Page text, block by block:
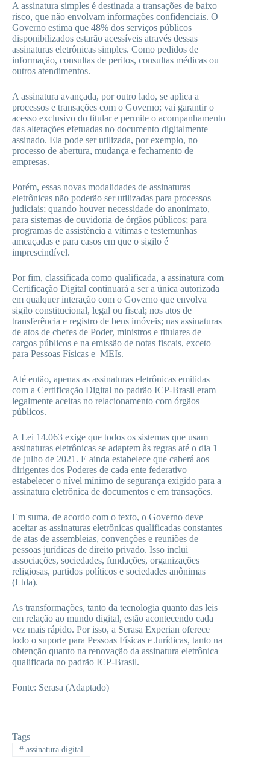
A assinatura simples é destinada a transações de baixo
risco, que não envolvam informações confidenciais. O
Governo estima que 48% dos serviços públicos
disponibilizados estarão acessíveis através dessas
assinaturas eletrônicas simples. Como pedidos de
informação, consultas de peritos, consultas médicas ou
outros atendimentos.
A assinatura avançada, por outro lado, se aplica a
processos e transações com o Governo; vai garantir o
acesso exclusivo do titular e permite o acompanhamento
das alterações efetuadas no documento digitalmente
assinado. Ela pode ser utilizada, por exemplo, no
processo de abertura, mudança e fechamento de
empresas.
Porém, essas novas modalidades de assinaturas
eletrônicas não poderão ser utilizadas para processos
judiciais; quando houver necessidade do anonimato,
para sistemas de ouvidoria de órgãos públicos; para
programas de assistência a vítimas e testemunhas
ameaçadas e para casos em que o sigilo é
imprescindível.
Por fim, classificada como qualificada, a assinatura com
Certificação Digital continuará a ser a única autorizada
em qualquer interação com o Governo que envolva
sigilo constitucional, legal ou fiscal; nos atos de
transferência e registro de bens imóveis; nas assinaturas
de atos de chefes de Poder, ministros e titulares de
cargos públicos e na emissão de notas fiscais, exceto
para Pessoas Físicas e MEIs.
Até então, apenas as assinaturas eletrônicas emitidas
com a Certificação Digital no padrão ICP-Brasil eram
legalmente aceitas no relacionamento com órgãos
públicos.
A Lei 14.063 exige que todos os sistemas que usam
assinaturas eletrônicas se adaptem às regras até o dia 1
de julho de 2021. E ainda estabelece que caberá aos
dirigentes dos Poderes de cada ente federativo
estabelecer o nível mínimo de segurança exigido para a
assinatura eletrônica de documentos e em transações.
Em suma, de acordo com o texto, o Governo deve
aceitar as assinaturas eletrônicas qualificadas constantes
de atas de assembleias, convenções e reuniões de
pessoas jurídicas de direito privado. Isso inclui
associações, sociedades, fundações, organizações
religiosas, partidos políticos e sociedades anônimas
(Ltda).
As transformações, tanto da tecnologia quanto das leis
em relação ao mundo digital, estão acontecendo cada
vez mais rápido. Por isso, a Serasa Experian oferece
todo o suporte para Pessoas Físicas e Jurídicas, tanto na
obtenção quanto na renovação da assinatura eletrônica
qualificada no padrão ICP-Brasil.
Fonte: Serasa (Adaptado)
Tags
#assinatura digital